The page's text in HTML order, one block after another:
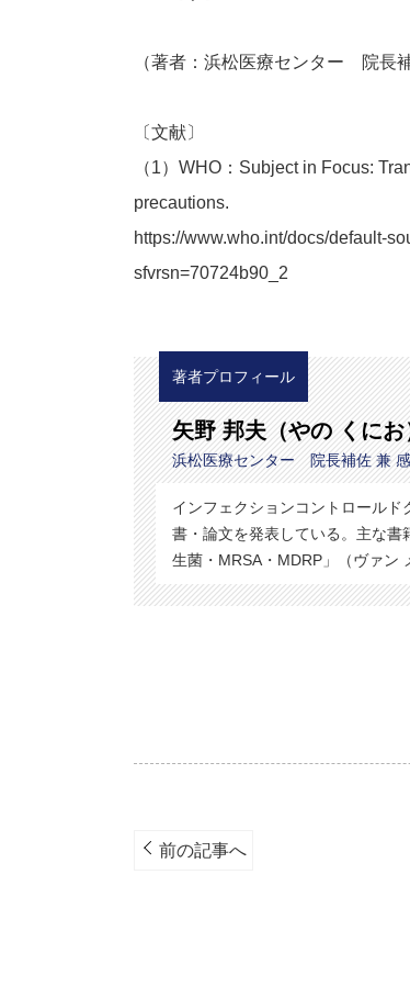
（著者：浜松医療センター 院長
〔文献〕
（1）WHO：Subject in Focus:
precautions.
https://www.who.int/docs/default-
sfvrsn=70724b90_2
著者プロフィール
矢野 邦夫（やの くにお
浜松医療センター 院長補佐 兼
インフェクションコントロール
書・論文を発表している。主な
生菌・MRSA・MDRP」（ヴァン
前の記事へ